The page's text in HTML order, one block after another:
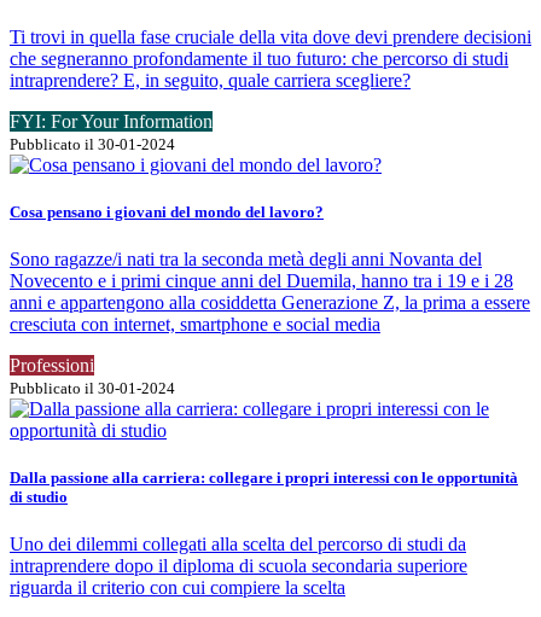
Ti trovi in quella fase cruciale della vita dove devi prendere decisioni
che segneranno profondamente il tuo futuro: che percorso di studi
intraprendere? E, in seguito, quale carriera scegliere?
FYI: For Your Information
Pubblicato il 30-01-2024
Cosa pensano i giovani del mondo del lavoro?
Sono ragazze/i nati tra la seconda metà degli anni Novanta del
Novecento e i primi cinque anni del Duemila, hanno tra i 19 e i 28
anni e appartengono alla cosiddetta Generazione Z, la prima a essere
cresciuta con internet, smartphone e social media
Professioni
Pubblicato il 30-01-2024
Dalla passione alla carriera: collegare i propri interessi con le opportunità
di studio
Uno dei dilemmi collegati alla scelta del percorso di studi da
intraprendere dopo il diploma di scuola secondaria superiore
riguarda il criterio con cui compiere la scelta